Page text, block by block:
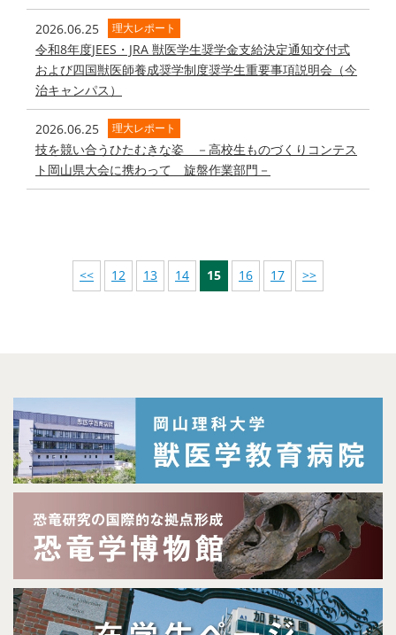
2026.06.25 理大レポート
令和8年度JEES・JRA 獣医学生奨学金支給決定通知交付式
および四国獣医師養成奨学制度奨学生重要事項説明会（今
治キャンパス）
2026.06.25 理大レポート
技を競い合うひたむきな姿 －高校生ものづくりコンテス
ト岡山県大会に携わって 旋盤作業部門－
<< 12 13 14 15 16 17 >>